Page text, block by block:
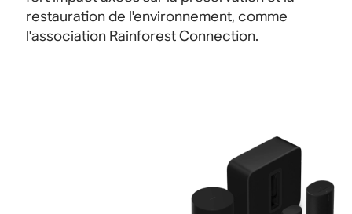
restauration de l'environnement, comme
l'association Rainforest Connection.